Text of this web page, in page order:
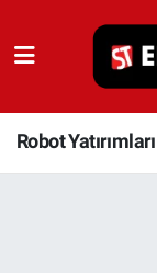
Robot Yatırımları
Robot
Bakım 4.0